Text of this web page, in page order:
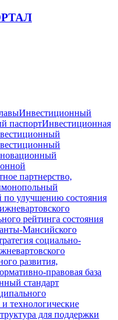
Инвестиционный
паспортИнвестиционная
партнерство,
улучшению состояния
рейтинга состояния
Мансийского
социально-
развития,
правовая база
стандарт
технологические
для поддержки